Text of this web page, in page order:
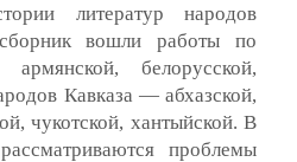
литератур народов
вошли работы по
армянской, белорусской,
Кавказа — абхазской,
чукотской, хантыйской. В
проблемы